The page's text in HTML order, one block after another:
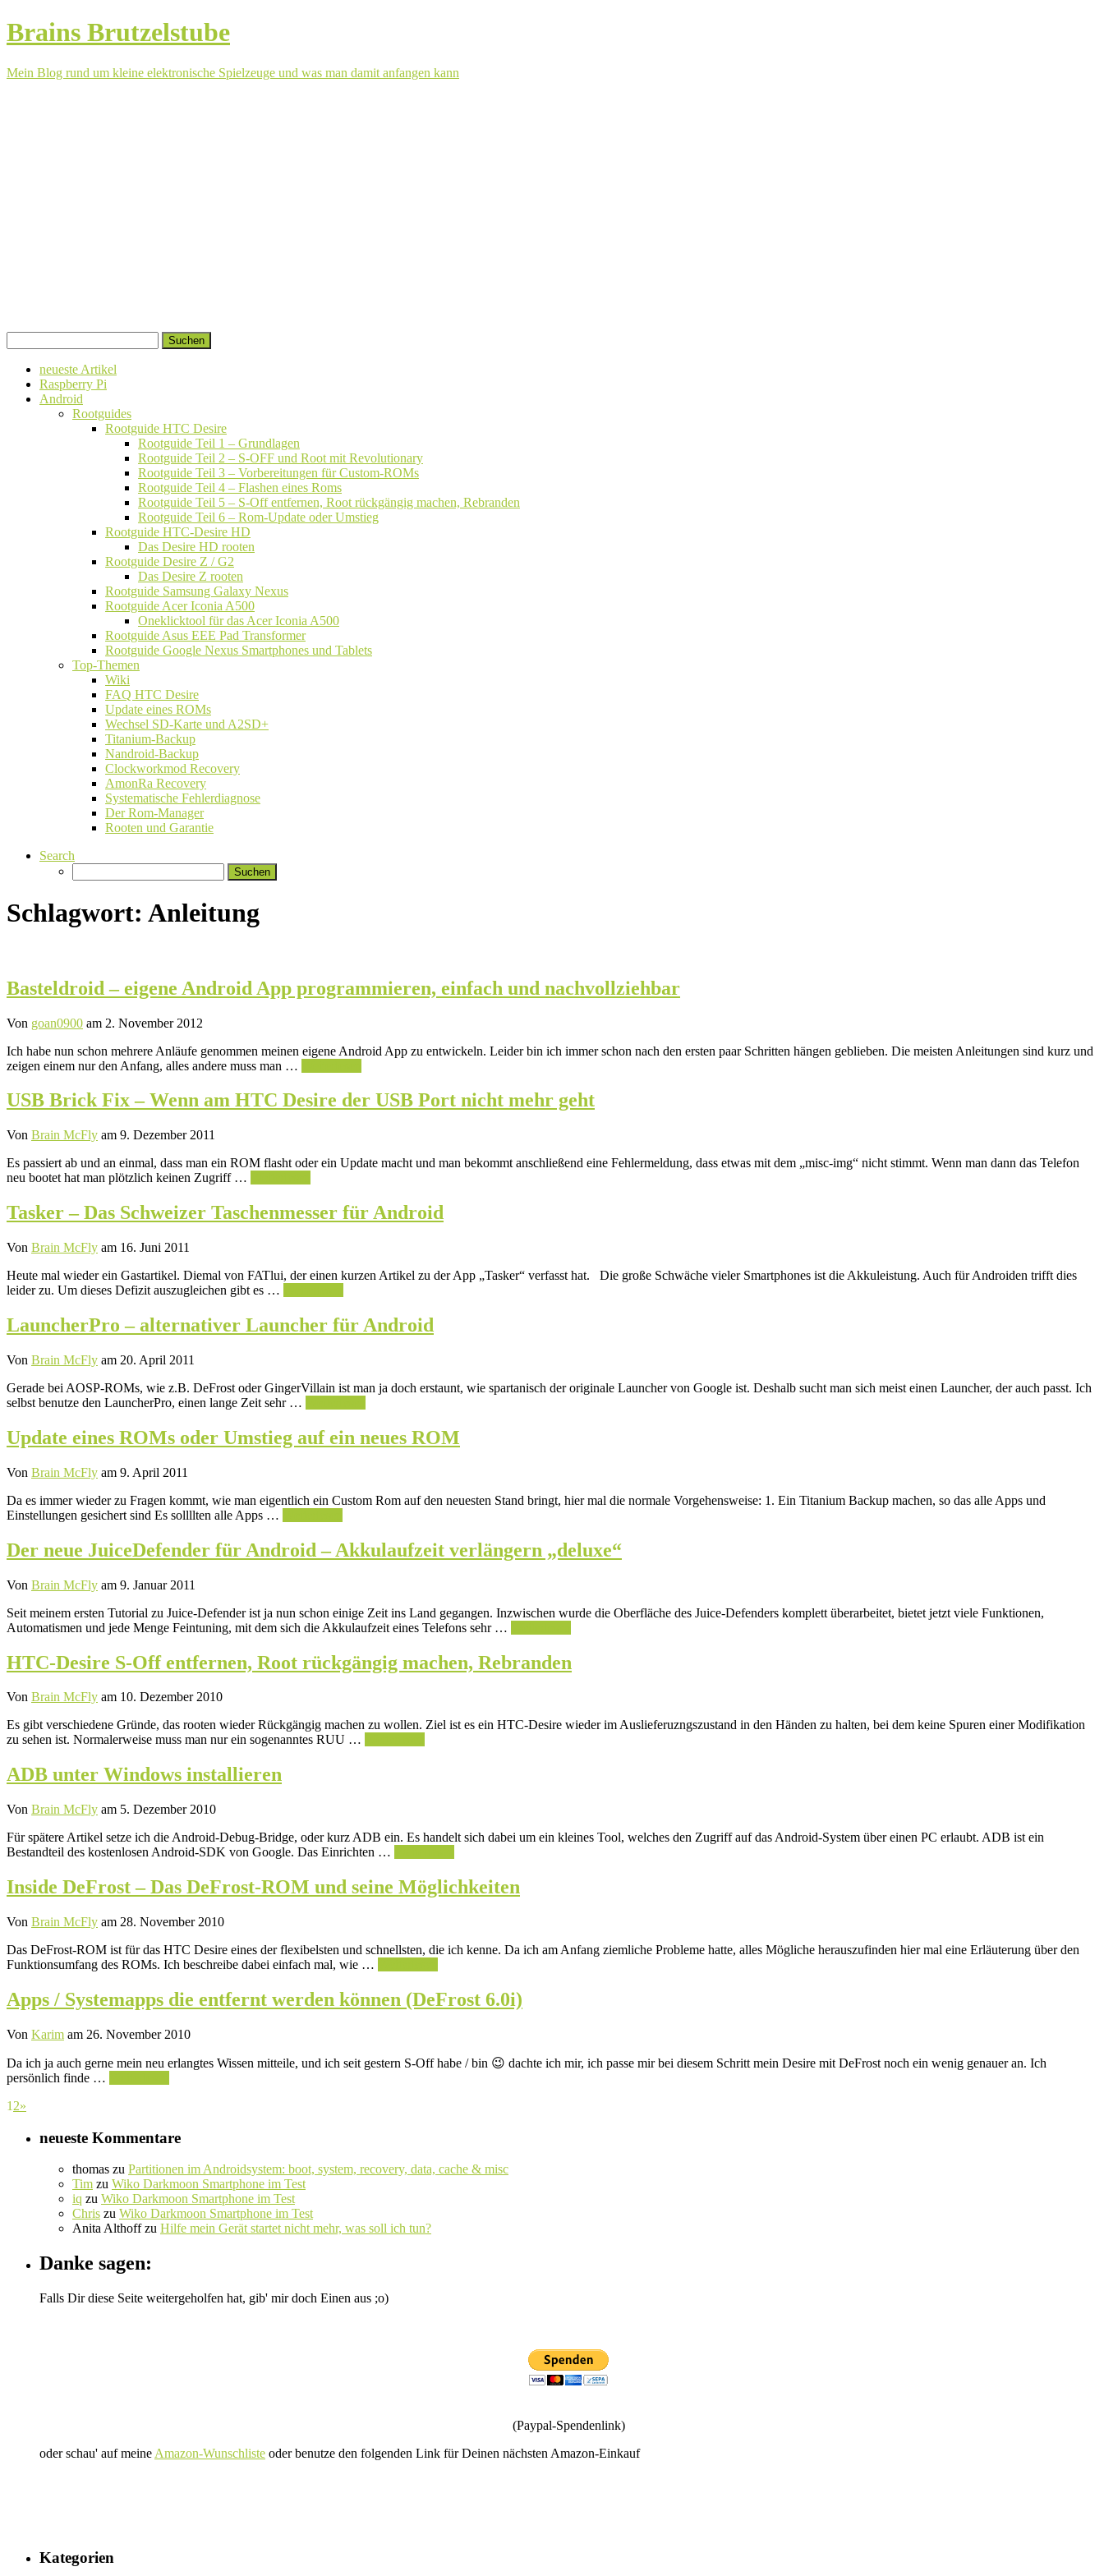
Brains Brutzelstube
Mein Blog rund um kleine elektronische Spielzeuge und was man damit anfangen kann
zum
Inhalt
nach:
neueste Artikel
Raspberry Pi
Android
Rootguides
Rootguide HTC Desire
Rootguide Teil 1 – Grundlagen
Rootguide Teil 2 – S-OFF und Root mit Revolutionary
Rootguide Teil 3 – Vorbereitungen für Custom-ROMs
Rootguide Teil 4 – Flashen eines Roms
Rootguide Teil 5 – S-Off entfernen, Root rückgängig machen, Rebranden
Rootguide Teil 6 – Rom-Update oder Umstieg
Rootguide HTC-Desire HD
Das Desire HD rooten
Rootguide Desire Z / G2
Das Desire Z rooten
Rootguide Samsung Galaxy Nexus
Rootguide Acer Iconia A500
Oneklicktool für das Acer Iconia A500
Rootguide Asus EEE Pad Transformer
Rootguide Google Nexus Smartphones und Tablets
Top-Themen
Wiki
FAQ HTC Desire
Update eines ROMs
Wechsel SD-Karte und A2SD+
Titanium-Backup
Nandroid-Backup
Clockworkmod Recovery
AmonRa Recovery
Systematische Fehlerdiagnose
Der Rom-Manager
Rooten und Garantie
Search
nach:
Schlagwort: Anleitung
Basteldroid – eigene Android App programmieren, einfach und nachvollziehbar
Von goan0900 am 2. November 2012
Ich habe nun schon mehrere Anläufe genommen meinen eigene Android App zu entwickeln. Leider bin ich immer schon nach den ersten paar Schritten hängen geblieben. Die meisten Anleitungen sind kurz und
zeigen einem nur den Anfang, alles andere muss man …
USB Brick Fix – Wenn am HTC Desire der USB Port nicht mehr geht
Von Brain McFly am 9. Dezember 2011
Es passiert ab und an einmal, dass man ein ROM flasht oder ein Update macht und man bekommt anschließend eine Fehlermeldung, dass etwas mit dem „misc-img“ nicht stimmt. Wenn man dann das Telefon
neu bootet hat man plötzlich keinen Zugriff …
Tasker – Das Schweizer Taschenmesser für Android
Von Brain McFly am 16. Juni 2011
Heute mal wieder ein Gastartikel. Diemal von FATlui, der einen kurzen Artikel zu der App „Tasker“ verfasst hat. Die große Schwäche vieler Smartphones ist die Akkuleistung. Auch für Androiden trifft dies
leider zu. Um dieses Defizit auszugleichen gibt es …
LauncherPro – alternativer Launcher für Android
Von Brain McFly am 20. April 2011
Gerade bei AOSP-ROMs, wie z.B. DeFrost oder GingerVillain ist man ja doch erstaunt, wie spartanisch der originale Launcher von Google ist. Deshalb sucht man sich meist einen Launcher, der auch passt. Ich
selbst benutze den LauncherPro, einen lange Zeit sehr …
Update eines ROMs oder Umstieg auf ein neues ROM
Von Brain McFly am 9. April 2011
Da es immer wieder zu Fragen kommt, wie man eigentlich ein Custom Rom auf den neuesten Stand bringt, hier mal die normale Vorgehensweise: 1. Ein Titanium Backup machen, so das alle Apps und
Einstellungen gesichert sind Es sollllten alle Apps …
Der neue JuiceDefender für Android – Akkulaufzeit verlängern „deluxe“
Von Brain McFly am 9. Januar 2011
Seit meinem ersten Tutorial zu Juice-Defender ist ja nun schon einige Zeit ins Land gegangen. Inzwischen wurde die Oberfläche des Juice-Defenders komplett überarbeitet, bietet jetzt viele Funktionen,
Automatismen und jede Menge Feintuning, mit dem sich die Akkulaufzeit eines Telefons sehr …
HTC-Desire S-Off entfernen, Root rückgängig machen, Rebranden
Von Brain McFly am 10. Dezember 2010
Es gibt verschiedene Gründe, das rooten wieder Rückgängig machen zu wollen. Ziel ist es ein HTC-Desire wieder im Auslieferuzngszustand in den Händen zu halten, bei dem keine Spuren einer Modifikation
zu sehen ist. Normalerweise muss man nur ein sogenanntes RUU …
ADB unter Windows installieren
Von Brain McFly am 5. Dezember 2010
Für spätere Artikel setze ich die Android-Debug-Bridge, oder kurz ADB ein. Es handelt sich dabei um ein kleines Tool, welches den Zugriff auf das Android-System über einen PC erlaubt. ADB ist ein
Bestandteil des kostenlosen Android-SDK von Google. Das Einrichten …
Inside DeFrost – Das DeFrost-ROM und seine Möglichkeiten
Von Brain McFly am 28. November 2010
Das DeFrost-ROM ist für das HTC Desire eines der flexibelsten und schnellsten, die ich kenne. Da ich am Anfang ziemliche Probleme hatte, alles Mögliche herauszufinden hier mal eine Erläuterung über den
Funktionsumfang des ROMs. Ich beschreibe dabei einfach mal, wie …
Apps / Systemapps die entfernt werden können (DeFrost 6.0i)
Von Karim am 26. November 2010
Da ich ja auch gerne mein neu erlangtes Wissen mitteile, und ich seit gestern S-Off habe / bin 😉 dachte ich mir, ich passe mir bei diesem Schritt mein Desire mit DeFrost noch ein wenig genauer an. Ich
persönlich finde …
1 2»
neueste Kommentare
thomas zu Partitionen im Androidsystem: boot, system, recovery, data, cache & misc
Tim zu Wiko Darkmoon Smartphone im Test
iq zu Wiko Darkmoon Smartphone im Test
Chris zu Wiko Darkmoon Smartphone im Test
Anita Althoffzu Hilfe mein Gerät startet nicht mehr, was soll ich tun?
Danke sagen:
Falls Dir diese Seite weitergeholfen hat, gib' mir doch Einen aus ;o)
(Paypal-Spendenlink)
oder schau' auf meine Amazon-Wunschliste oder benutze den folgenden Link für Deinen nächsten Amazon-Einkauf
Kategorien